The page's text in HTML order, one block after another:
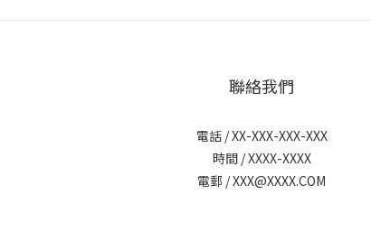
聯絡我們
電話 / XX-XXX-XXX-XXX
時間 / XXXX-XXXX
電郵 / XXX@XXXX.COM